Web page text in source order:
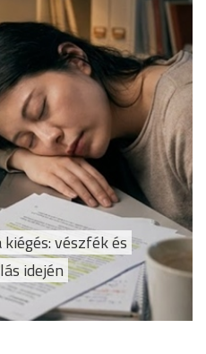
vészfék és
idején